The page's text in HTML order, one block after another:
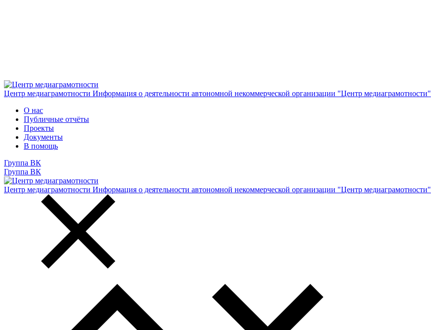
Центр медиаграмотности Информация о деятельности автономной некоммерческой организации "Центр медиаграмотности"
О нас
Публичные отчёты
Проекты
Документы
В помощь
Группа ВК
Группа ВК
Центр медиаграмотности Информация о деятельности автономной некоммерческой организации "Центр медиаграмотности"